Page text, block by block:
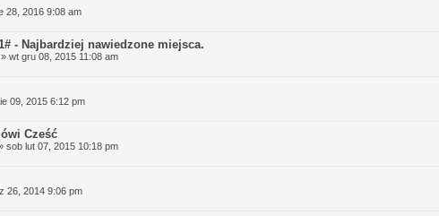
28, 2016 9:08 am
- Najbardziej nawiedzone miejsca.
» wt gru 08, 2015 11:08 am
09, 2015 6:12 pm
Cześć
sob lut 07, 2015 10:18 pm
26, 2014 9:06 pm